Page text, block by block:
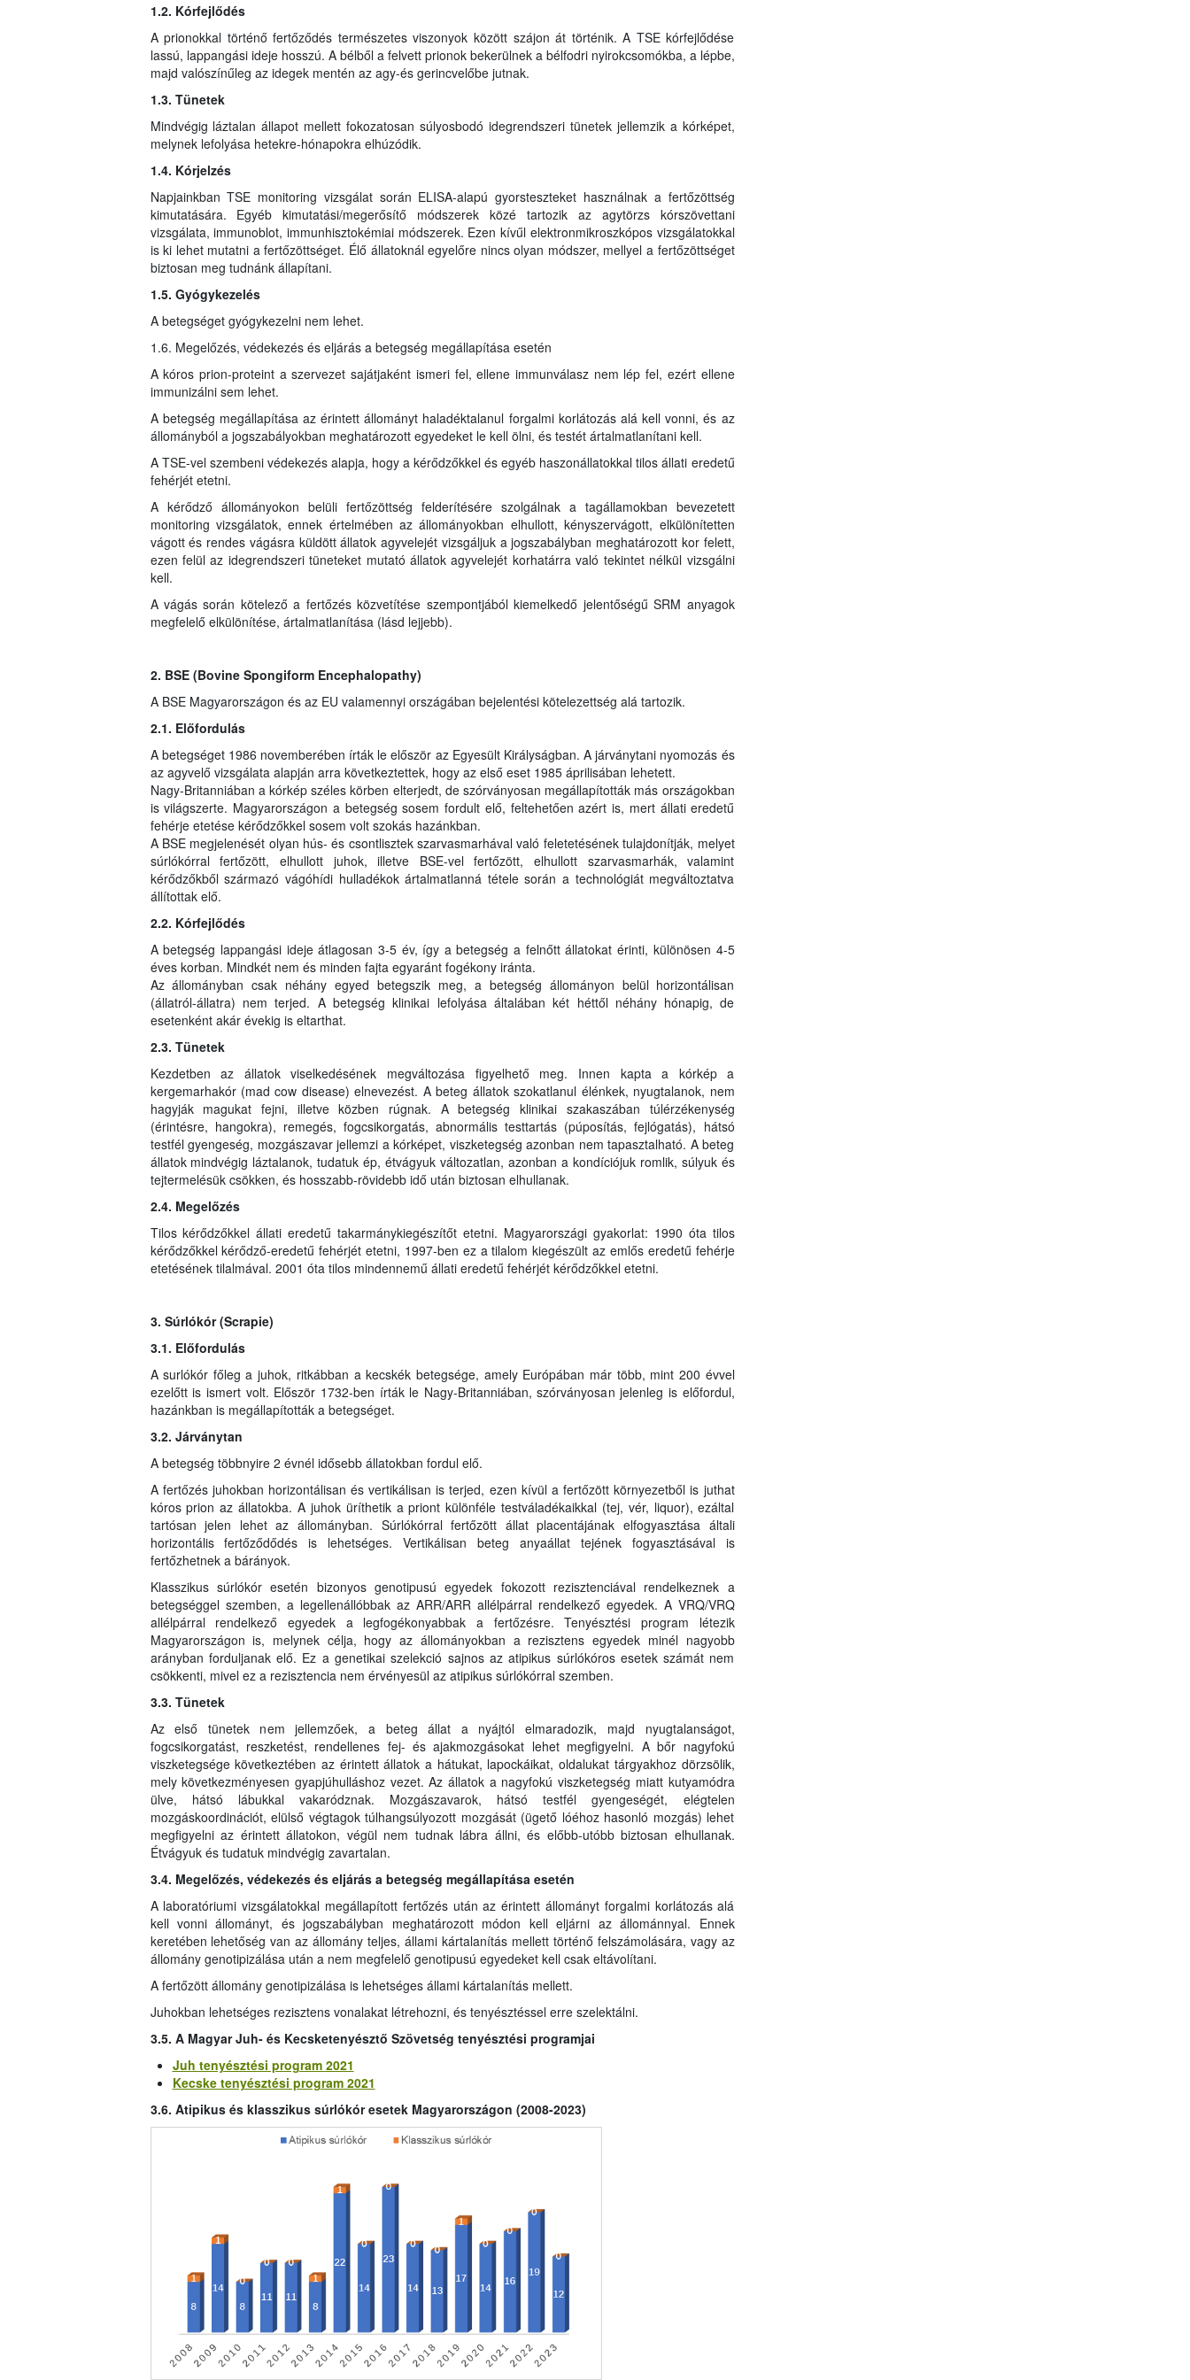
1.2. Kórfejlődés
A prionokkal történő fertőződés természetes viszonyok között szájon át történik. A TSE kórfejlődése
lassú, lappangási ideje hosszú. A bélből a felvett prionok bekerülnek a bélfodri nyirokcsomókba, a lépbe,
majd valószínűleg az idegek mentén az agy-és gerincvelőbe jutnak.
1.3. Tünetek
Mindvégig láztalan állapot mellett fokozatosan súlyosbodó idegrendszeri tünetek jellemzik a kórképet,
melynek lefolyása hetekre-hónapokra elhúzódik.
1.4. Kórjelzés
Napjainkban TSE monitoring vizsgálat során ELISA-alapú gyorsteszteket használnak a fertőzöttség
kimutatására. Egyéb kimutatási/megerősítő módszerek közé tartozik az agytörzs kórszövettani
vizsgálata, immunoblot, immunhisztokémiai módszerek. Ezen kívűl elektronmikroszkópos vizsgálatokkal
is ki lehet mutatni a fertőzöttséget. Élő állatoknál egyelőre nincs olyan módszer, mellyel a fertőzöttséget
biztosan meg tudnánk állapítani.
1.5. Gyógykezelés
A betegséget gyógykezelni nem lehet.
1.6. Megelőzés, védekezés és eljárás a betegség megállapítása esetén
A kóros prion-proteint a szervezet sajátjaként ismeri fel, ellene immunválasz nem lép fel, ezért ellene
immunizálni sem lehet.
A betegség megállapítása az érintett állományt haladéktalanul forgalmi korlátozás alá kell vonni, és az
állományból a jogszabályokban meghatározott egyedeket le kell ölni, és testét ártalmatlanítani kell.
A TSE-vel szembeni védekezés alapja, hogy a kérődzőkkel és egyéb haszonállatokkal tilos állati eredetű
fehérjét etetni.
A kérődző állományokon belüli fertőzöttség felderítésére szolgálnak a tagállamokban bevezetett
monitoring vizsgálatok, ennek értelmében az állományokban elhullott, kényszervágott, elkülönítetten
vágott és rendes vágásra küldött állatok agyvelejét vizsgáljuk a jogszabályban meghatározott kor felett,
ezen felül az idegrendszeri tüneteket mutató állatok agyvelejét korhatárra való tekintet nélkül vizsgálni
kell.
A vágás során kötelező a fertőzés közvetítése szempontjából kiemelkedő jelentőségű SRM anyagok
megfelelő elkülönítése, ártalmatlanítása (lásd lejjebb).
2. BSE (Bovine Spongiform Encephalopathy)
A BSE Magyarországon és az EU valamennyi országában bejelentési kötelezettség alá tartozik.
2.1. Előfordulás
A betegséget 1986 novemberében írták le először az Egyesült Királyságban. A járványtani nyomozás és
az agyvelő vizsgálata alapján arra következtettek, hogy az első eset 1985 áprilisában lehetett.
Nagy-Britanniában a kórkép széles körben elterjedt, de szórványosan megállapították más országokban
is világszerte. Magyarországon a betegség sosem fordult elő, feltehetően azért is, mert állati eredetű
fehérje etetése kérődzőkkel sosem volt szokás hazánkban.
A BSE megjelenését olyan hús- és csontlisztek szarvasmarhával való feletetésének tulajdonítják, melyet
súrlókórral fertőzött, elhullott juhok, illetve BSE-vel fertőzött, elhullott szarvasmarhák, valamint
kérődzőkből származó vágóhídi hulladékok ártalmatlanná tétele során a technológiát megváltoztatva
állítottak elő.
2.2. Kórfejlődés
A betegség lappangási ideje átlagosan 3-5 év, így a betegség a felnőtt állatokat érinti, különösen 4-5
éves korban. Mindkét nem és minden fajta egyaránt fogékony iránta.
Az állományban csak néhány egyed betegszik meg, a betegség állományon belül horizontálisan
(állatról-állatra) nem terjed. A betegség klinikai lefolyása általában két héttől néhány hónapig, de
esetenként akár évekig is eltarthat.
2.3. Tünetek
Kezdetben az állatok viselkedésének megváltozása figyelhető meg. Innen kapta a kórkép a
kergemarhakór (mad cow disease) elnevezést. A beteg állatok szokatlanul élénkek, nyugtalanok, nem
hagyják magukat fejni, illetve közben rúgnak. A betegség klinikai szakaszában túlérzékenység
(érintésre, hangokra), remegés, fogcsikorgatás, abnormális testtartás (púposítás, fejlógatás), hátsó
testfél gyengeség, mozgászavar jellemzi a kórképet, viszketegség azonban nem tapasztalható. A beteg
állatok mindvégig láztalanok, tudatuk ép, étvágyuk változatlan, azonban a kondíciójuk romlik, súlyuk és
tejtermelésük csökken, és hosszabb-rövidebb idő után biztosan elhullanak.
2.4. Megelőzés
Tilos kérődzőkkel állati eredetű takarmánykiegészítőt etetni. Magyarországi gyakorlat: 1990 óta tilos
kérődzőkkel kérődző-eredetű fehérjét etetni, 1997-ben ez a tilalom kiegészült az emlős eredetű fehérje
etetésének tilalmával. 2001 óta tilos mindennemű állati eredetű fehérjét kérődzőkkel etetni.
3. Súrlókór (Scrapie)
3.1. Előfordulás
A surlókór főleg a juhok, ritkábban a kecskék betegsége, amely Európában már több, mint 200 évvel
ezelőtt is ismert volt. Először 1732-ben írták le Nagy-Britanniában, szórványosan jelenleg is előfordul,
hazánkban is megállapították a betegséget.
3.2. Járványtan
A betegség többnyire 2 évnél idősebb állatokban fordul elő.
A fertőzés juhokban horizontálisan és vertikálisan is terjed, ezen kívül a fertőzött környezetből is juthat
kóros prion az állatokba. A juhok üríthetik a priont különféle testváladékaikkal (tej, vér, liquor), ezáltal
tartósan jelen lehet az állományban. Súrlókórral fertőzött állat placentájának elfogyasztása általi
horizontális fertőződődés is lehetséges. Vertikálisan beteg anyaállat tejének fogyasztásával is
fertőzhetnek a bárányok.
Klasszikus súrlókór esetén bizonyos genotipusú egyedek fokozott rezisztenciával rendelkeznek a
betegséggel szemben, a legellenállóbbak az ARR/ARR allélpárral rendelkező egyedek. A VRQ/VRQ
allélpárral rendelkező egyedek a legfogékonyabbak a fertőzésre. Tenyésztési program létezik
Magyarországon is, melynek célja, hogy az állományokban a rezisztens egyedek minél nagyobb
arányban forduljanak elő. Ez a genetikai szelekció sajnos az atipikus súrlókóros esetek számát nem
csökkenti, mivel ez a rezisztencia nem érvényesül az atipikus súrlókórral szemben.
3.3. Tünetek
Az első tünetek nem jellemzőek, a beteg állat a nyájtól elmaradozik, majd nyugtalanságot,
fogcsikorgatást, reszketést, rendellenes fej- és ajakmozgásokat lehet megfigyelni. A bőr nagyfokú
viszketegsége következtében az érintett állatok a hátukat, lapockáikat, oldalukat tárgyakhoz dörzsölik,
mely következményesen gyapjúhulláshoz vezet. Az állatok a nagyfokú viszketegség miatt kutyamódra
ülve, hátsó lábukkal vakaródznak. Mozgászavarok, hátsó testfél gyengeségét, elégtelen
mozgáskoordinációt, elülső végtagok túlhangsúlyozott mozgását (ügető lóéhoz hasonló mozgás) lehet
megfigyelni az érintett állatokon, végül nem tudnak lábra állni, és előbb-utóbb biztosan elhullanak.
Étvágyuk és tudatuk mindvégig zavartalan.
3.4. Megelőzés, védekezés és eljárás a betegség megállapítása esetén
A laboratóriumi vizsgálatokkal megállapított fertőzés után az érintett állományt forgalmi korlátozás alá
kell vonni állományt, és jogszabályban meghatározott módon kell eljárni az állománnyal. Ennek
keretében lehetőség van az állomány teljes, állami kártalanítás mellett történő felszámolására, vagy az
állomány genotipizálása után a nem megfelelő genotipusú egyedeket kell csak eltávolítani.
A fertőzött állomány genotipizálása is lehetséges állami kártalanítás mellett.
Juhokban lehetséges rezisztens vonalakat létrehozni, és tenyésztéssel erre szelektálni.
3.5. A Magyar Juh- és Kecsketenyésztő Szövetség tenyésztési programjai
Juh tenyésztési program 2021
Kecske tenyésztési program 2021
3.6. Atipikus és klasszikus súrlókór esetek Magyarországon (2008-2023)